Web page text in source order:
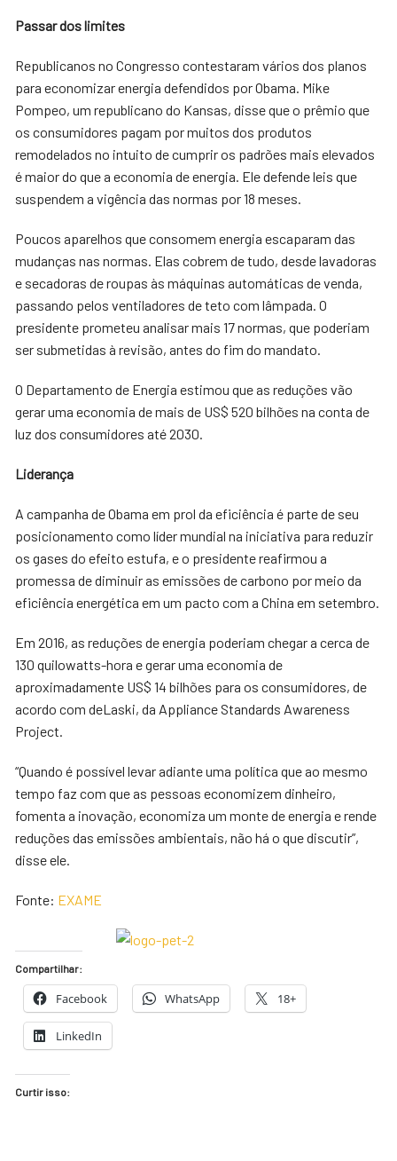
Passar dos limites
Republicanos no Congresso contestaram vários dos planos
para economizar energia defendidos por Obama. Mike
Pompeo, um republicano do Kansas, disse que o prêmio que
os consumidores pagam por muitos dos produtos
remodelados no intuito de cumprir os padrões mais elevados
é maior do que a economia de energia. Ele defende leis que
suspendem a vigência das normas por 18 meses.
Poucos aparelhos que consomem energia escaparam das
mudanças nas normas. Elas cobrem de tudo, desde lavadoras
e secadoras de roupas às máquinas automáticas de venda,
passando pelos ventiladores de teto com lâmpada. O
presidente prometeu analisar mais 17 normas, que poderiam
ser submetidas à revisão, antes do fim do mandato.
O Departamento de Energia estimou que as reduções vão
gerar uma economia de mais de US$ 520 bilhões na conta de
luz dos consumidores até 2030.
Liderança
A campanha de Obama em prol da eficiência é parte de seu
posicionamento como líder mundial na iniciativa para reduzir
os gases do efeito estufa, e o presidente reafirmou a
promessa de diminuir as emissões de carbono por meio da
eficiência energética em um pacto com a China em setembro.
Em 2016, as reduções de energia poderiam chegar a cerca de
130 quilowatts-hora e gerar uma economia de
aproximadamente US$ 14 bilhões para os consumidores, de
acordo com deLaski, da Appliance Standards Awareness
Project.
“Quando é possível levar adiante uma política que ao mesmo
tempo faz com que as pessoas economizem dinheiro,
fomenta a inovação, economiza um monte de energia e rende
reduções das emissões ambientais, não há o que discutir”,
disse ele.
Fonte: EXAME
Compartilhar:
Facebook WhatsApp 18+
LinkedIn
Curtir isso: